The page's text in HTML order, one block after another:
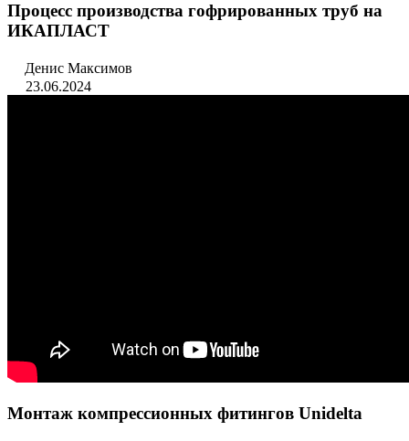
Процесс производства гофрированных труб на
ИКАПЛАСТ
Денис Максимов
23.06.2024
Монтаж компрессионных фитингов Unidelta